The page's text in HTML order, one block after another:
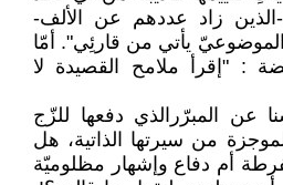
الذين زاد عددهم عن الألف-
يأتي من قارئِي". أمّا
: "إقرأ ملامح القصيدة لا
عن المبرّرالذي دفعها للزّج
من سيرتها الذاتية، هل
أم دفاع وإشهار مظلوميّة